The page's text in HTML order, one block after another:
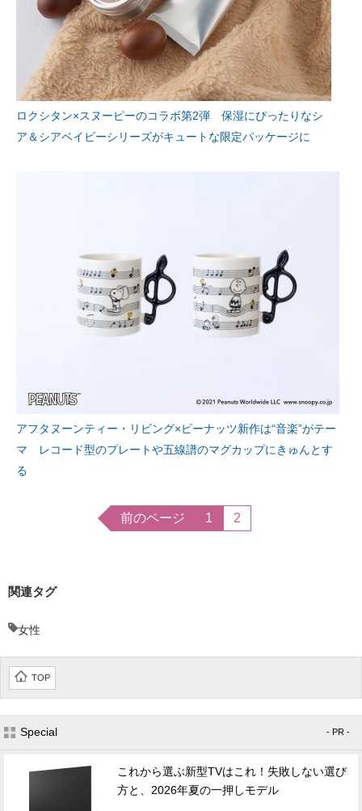
ロクシタン×スヌーピーのコラボ第2弾 保湿にぴったりなシ
ア＆シアベイビーシリーズがキュートな限定パッケージに
アフタヌーンティー・リビング×ピーナッツ新作は“音楽”がテー
マ レコード型のプレートや五線譜のマグカップにきゅんとす
る
前のページ 1 2
関連タグ
女性
TOP
Special - PR -
これから選ぶ新型TVはこれ！失敗しない選び
方と、2026年夏の一押しモデル